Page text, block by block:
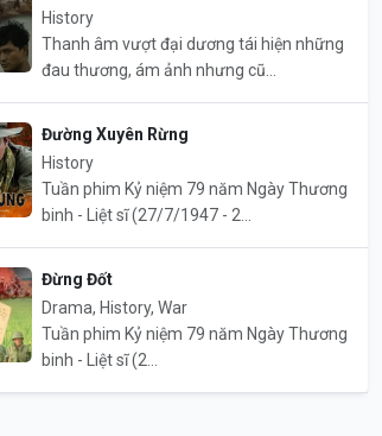
History
Thanh âm vượt đại dương tái hiện những
đau thương, ám ảnh nhưng cũ...
Đường Xuyên Rừng
History
Tuần phim Kỷ niệm 79 năm Ngày Thương
binh - Liệt sĩ (27/7/1947 - 2...
Đừng Đốt
Drama, History, War
Tuần phim Kỷ niệm 79 năm Ngày Thương
binh - Liệt sĩ (2...